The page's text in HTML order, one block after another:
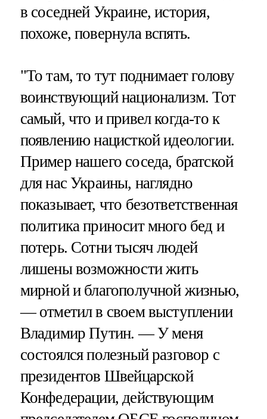
в соседней Украине, история,
похоже, повернула вспять.
"То там, то тут поднимает голову
воинствующий национализм. Тот
самый, что и привел когда-то к
появлению нацисткой идеологии.
Пример нашего соседа, братской
для нас Украины, наглядно
показывает, что безответственная
политика приносит много бед и
потерь. Сотни тысяч людей
лишены возможности жить
мирной и благополучной жизнью,
— отметил в своем выступлении
Владимир Путин. — У меня
состоялся полезный разговор с
президентов Швейцарской
Конфедерации, действующим